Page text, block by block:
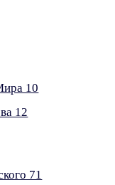
10
12
71